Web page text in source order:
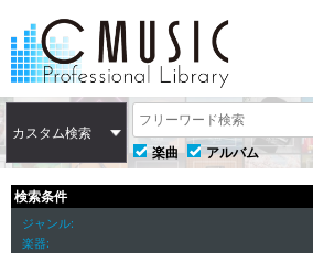
カスタム検索
楽曲
アルバム
検索条件
ジャンル
楽器